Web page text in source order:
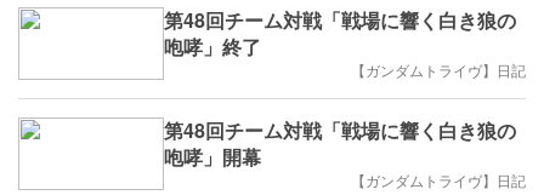
第48回チーム対戦「戦場に響く白き狼の
咆哮」終了
【ガンダムトライヴ】日記
第48回チーム対戦「戦場に響く白き狼の
咆哮」開幕
【ガンダムトライヴ】日記